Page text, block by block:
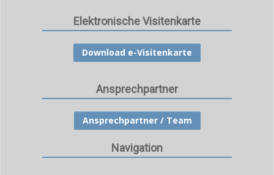
Elektronische Visitenkarte
Download e-Visitenkarte
Ansprechpartner
Ansprechpartner / Team
Navigation